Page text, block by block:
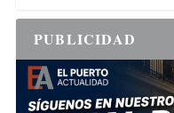
PUBLICIDAD